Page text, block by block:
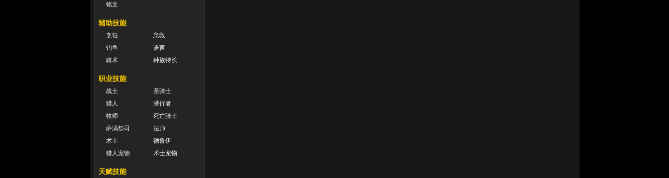
铭文
辅助技能
烹饪
急救
钓鱼
语言
骑术
种族特长
职业技能
战士
圣骑士
猎人
潜行者
牧师
死亡骑士
萨满祭司
法师
术士
德鲁伊
猎人宠物
术士宠物
天赋技能